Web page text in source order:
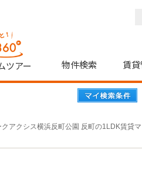
ツアー 物件検索 賃
クアクシス横浜反町公園 反町の1LDK賃貸マ